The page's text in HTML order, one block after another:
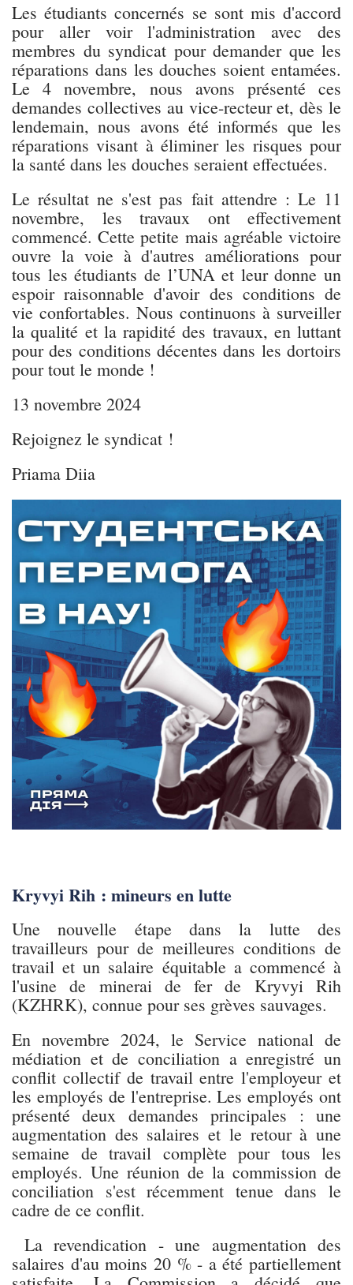
Les étudiants concernés se sont mis d'accord
pour aller voir l'administration avec des
membres du syndicat pour demander que les
réparations dans les douches soient entamées.
Le 4 novembre, nous avons présenté ces
demandes collectives au vice-recteur et, dès le
lendemain, nous avons été informés que les
réparations visant à éliminer les risques pour
la santé dans les douches seraient effectuées.
Le résultat ne s'est pas fait attendre : Le 11
novembre, les travaux ont effectivement
commencé. Cette petite mais agréable victoire
ouvre la voie à d'autres améliorations pour
tous les étudiants de l’UNA et leur donne un
espoir raisonnable d'avoir des conditions de
vie confortables. Nous continuons à surveiller
la qualité et la rapidité des travaux, en luttant
pour des conditions décentes dans les dortoirs
pour tout le monde !
13 novembre 2024
Rejoignez le syndicat !
Priama Diia
Kryvyi Rih : mineurs en lutte
Une nouvelle étape dans la lutte des
travailleurs pour de meilleures conditions de
travail et un salaire équitable a commencé à
l'usine de minerai de fer de Kryvyi Rih
(KZHRK), connue pour ses grèves sauvages.
En novembre 2024, le Service national de
médiation et de conciliation a enregistré un
conflit collectif de travail entre l'employeur et
les employés de l'entreprise. Les employés ont
présenté deux demandes principales : une
augmentation des salaires et le retour à une
semaine de travail complète pour tous les
employés. Une réunion de la commission de
conciliation s'est récemment tenue dans le
cadre de ce conflit.
La revendication - une augmentation des
salaires d'au moins 20 % - a été partiellement